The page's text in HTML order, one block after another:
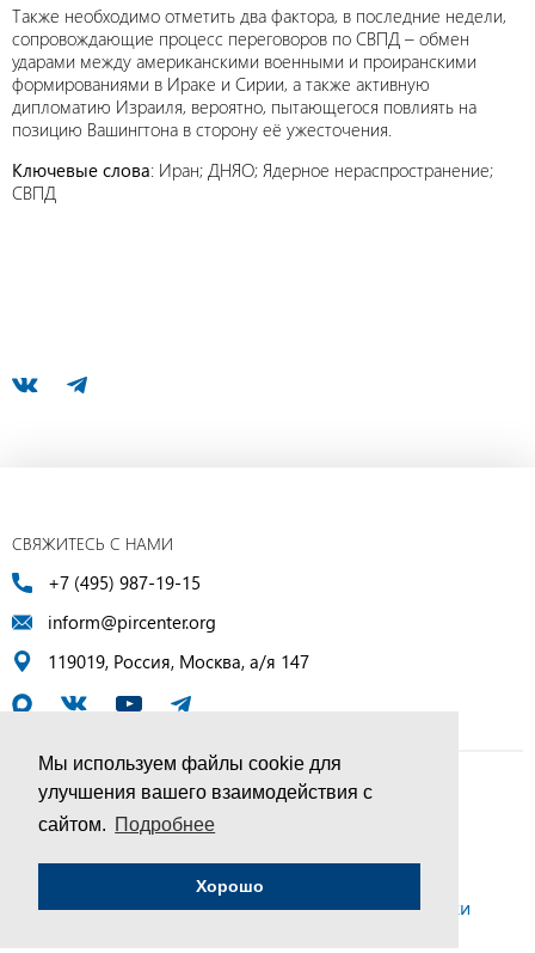
Мы используем файлы cookie для
улучшения вашего взаимодействия с
сайтом. Подробнее
Хорошо
Также необходимо отметить два фактора, в последние недели,
сопровождающие процесс переговоров по СВПД – обмен
ударами между американскими военными и проиранскими
формированиями в Ираке и Сирии, а также активную
дипломатию Израиля, вероятно, пытающегося повлиять на
позицию Вашингтона в сторону её ужесточения.
Ключевые слова: Иран; ДНЯО; Ядерное нераспространение;
СВПД
СВЯЖИТЕСЬ С НАМИ
+7 (495) 987-19-15
inform@pircenter.org
119019, Россия, Москва, а/я 147
© ПИР-Центр, 1994–2025 | Все права защищены
Соглашение об обработке персональных данных
Политика конфиденциальности и условия обработки